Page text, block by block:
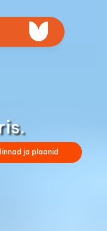
ja plaanid